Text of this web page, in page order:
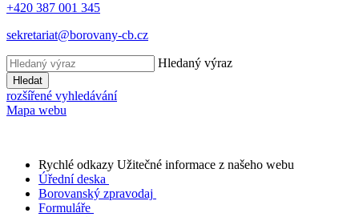
+420 387 001 345
sekretariat@borovany-cb.cz
Hledaný výraz
Hledat
rozšířené vyhledávání
Mapa webu
Rychlé odkazy Užitečné informace z našeho webu
Úřední deska
Borovanský zpravodaj
Formuláře